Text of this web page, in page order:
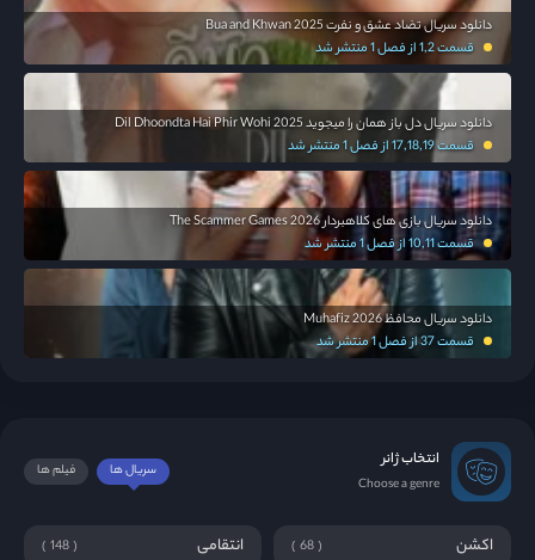
دانلود سریال تضاد عشق و نفرت Bua and Khwan 2025
قسمت 1,2 از فصل 1 منتشر شد
دانلود سریال دل باز همان را میجوید Dil Dhoondta Hai Phir Wohi 2025
قسمت 17,18,19 از فصل 1 منتشر شد
دانلود سریال بازی های کلاهبردار The Scammer Games 2026
قسمت 10,11 از فصل 1 منتشر شد
دانلود سریال محافظ Muhafiz 2026
قسمت 37 از فصل 1 منتشر شد
انتخاب ژانر
Choose a genre
فیلم ها سریال ها
اکشن 68 انتقامی 148